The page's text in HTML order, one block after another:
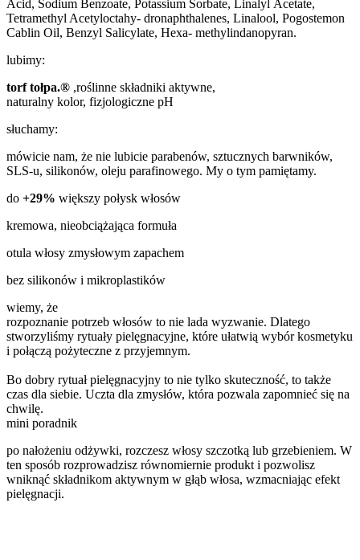
Acid, Sodium Benzoate, Potassium Sorbate, Linalyl Acetate,
Tetramethyl Acetyloctahy- dronaphthalenes, Linalool, Pogostemon
Cablin Oil, Benzyl Salicylate, Hexa- methylindanopyran.
lubimy:
torf tołpa.® ,roślinne składniki aktywne,
naturalny kolor, fizjologiczne pH
słuchamy:
mówicie nam, że nie lubicie parabenów, sztucznych barwników,
SLS-u, silikonów, oleju parafinowego. My o tym pamiętamy.
do +29% większy połysk włosów
kremowa, nieobciążająca formuła
otula włosy zmysłowym zapachem
bez silikonów i mikroplastików
wiemy, że
rozpoznanie potrzeb włosów to nie lada wyzwanie. Dlatego
stworzyliśmy rytuały pielęgnacyjne, które ułatwią wybór kosmetyku
i połączą pożyteczne z przyjemnym.
Bo dobry rytuał pielęgnacyjny to nie tylko skuteczność, to także
czas dla siebie. Uczta dla zmysłów, która pozwala zapomnieć się na
chwilę.
mini poradnik
po nałożeniu odżywki, rozczesz włosy szczotką lub grzebieniem. W
ten sposób rozprowadzisz równomiernie produkt i pozwolisz
wniknąć składnikom aktywnym w głąb włosa, wzmacniając efekt
pielęgnacji.